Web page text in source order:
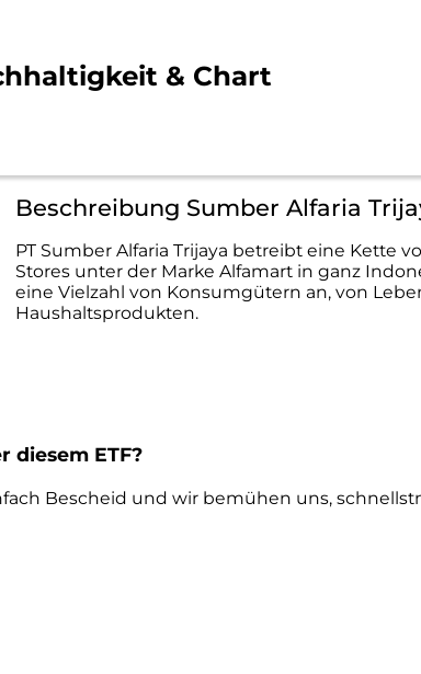
& Chart
Beschreibung Sumber Alfaria
PT Sumber Alfaria Trijaya betreibt eine Kette
Stores unter der Marke Alfamart in ganz
eine Vielzahl von Konsumgütern an, von
Haushaltsprodukten.
diesem ETF?
Bescheid und wir bemühen uns,